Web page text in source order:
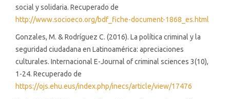
social y solidaria. Recuperado de
http://www.socioeco.org/bdf_fiche-document-1868_es.html
Gonzales, M. & Rodríguez C. (2016). La política criminal y la
seguridad ciudadana en Latinoamérica: apreciaciones
culturales. Internacional E-Journal of criminal sciences 3(10),
1-24. Recuperado de
https://ojs.ehu.eus/index.php/inecs/article/view/17476